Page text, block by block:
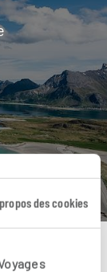
des cookies